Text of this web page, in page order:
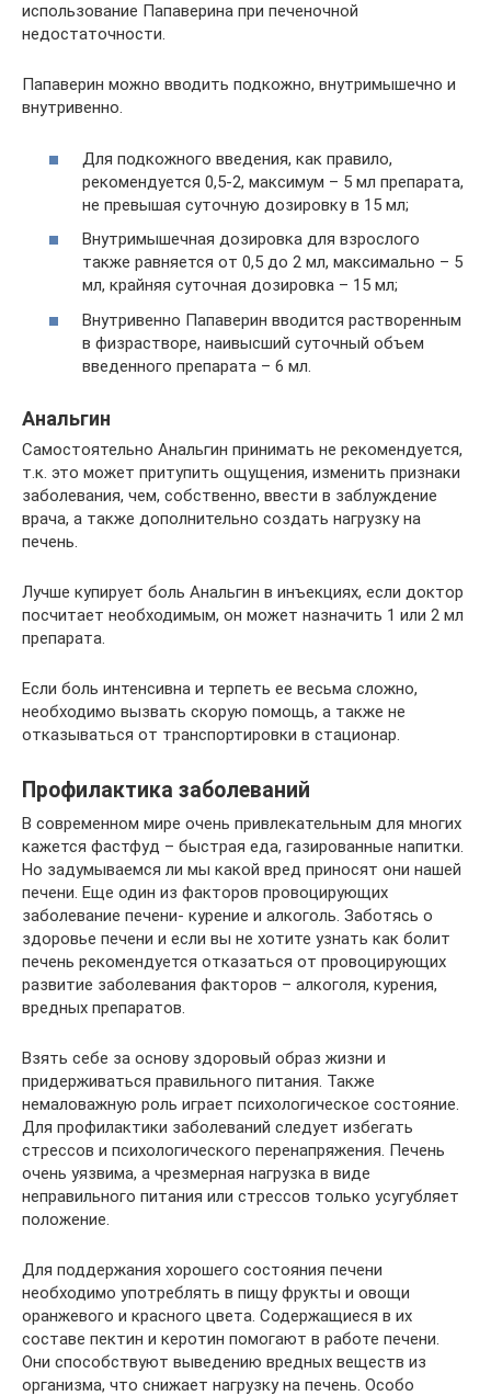
использование Папаверина при печеночной
недостаточности.
Папаверин можно вводить подкожно, внутримышечно и
внутривенно.
Для подкожного введения, как правило,
рекомендуется 0,5-2, максимум – 5 мл препарата,
не превышая суточную дозировку в 15 мл;
Внутримышечная дозировка для взрослого
также равняется от 0,5 до 2 мл, максимально – 5
мл, крайняя суточная дозировка – 15 мл;
Внутривенно Папаверин вводится растворенным
в физрастворе, наивысший суточный объем
введенного препарата – 6 мл.
Анальгин
Самостоятельно Анальгин принимать не рекомендуется,
т.к. это может притупить ощущения, изменить признаки
заболевания, чем, собственно, ввести в заблуждение
врача, а также дополнительно создать нагрузку на
печень.
Лучше купирует боль Анальгин в инъекциях, если доктор
посчитает необходимым, он может назначить 1 или 2 мл
препарата.
Если боль интенсивна и терпеть ее весьма сложно,
необходимо вызвать скорую помощь, а также не
отказываться от транспортировки в стационар.
Профилактика заболеваний
В современном мире очень привлекательным для многих
кажется фастфуд – быстрая еда, газированные напитки.
Но задумываемся ли мы какой вред приносят они нашей
печени. Еще один из факторов провоцирующих
заболевание печени- курение и алкоголь. Заботясь о
здоровье печени и если вы не хотите узнать как болит
печень рекомендуется отказаться от провоцирующих
развитие заболевания факторов – алкоголя, курения,
вредных препаратов.
Взять себе за основу здоровый образ жизни и
придерживаться правильного питания. Также
немаловажную роль играет психологическое состояние.
Для профилактики заболеваний следует избегать
стрессов и психологического перенапряжения. Печень
очень уязвима, а чрезмерная нагрузка в виде
неправильного питания или стрессов только усугубляет
положение.
Для поддержания хорошего состояния печени
необходимо употреблять в пищу фрукты и овощи
оранжевого и красного цвета. Содержащиеся в их
составе пектин и керотин помогают в работе печени.
Они способствуют выведению вредных веществ из
организма, что снижает нагрузку на печень. Особо